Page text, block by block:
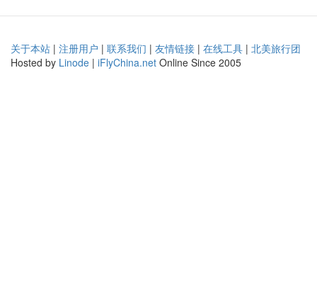
关于本站 | 注册用户 | 联系我们 | 友情链接 | 在线工具 | 北美旅行团
Hosted by Linode | iFlyChina.net Online Since 2005